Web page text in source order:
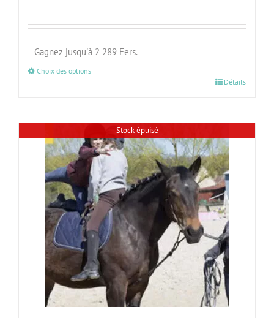
Gagnez jusqu'à 2 289 Fers.
Choix des options
Détails
Stock épuisé